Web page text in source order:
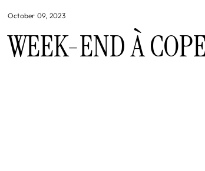
October 09, 2023
WEEK-END À